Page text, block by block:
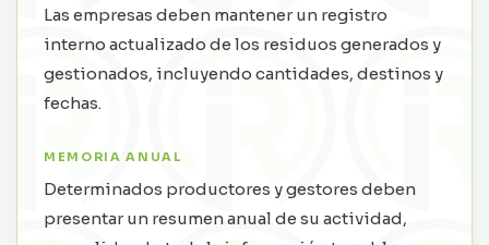
Las empresas deben mantener un registro
interno actualizado de los residuos generados y
gestionados, incluyendo cantidades, destinos y
fechas.
MEMORIA ANUAL
Determinados productores y gestores deben
presentar un resumen anual de su actividad,